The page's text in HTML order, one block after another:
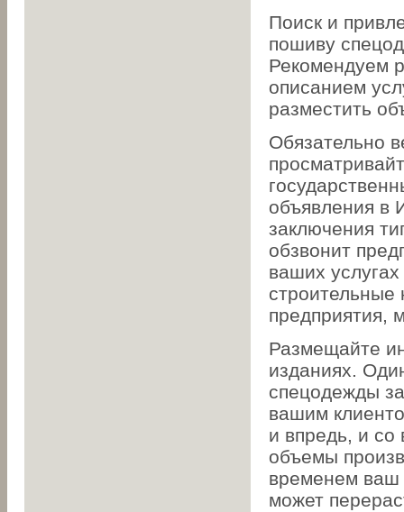
Поиск и
пошиву
Рекомендуем
описанием
разместить
Обязательно
объявления в
заключения
обзвонит
ваших
предприятия,
Размещайте
изданиях.
спецодежды
вашим
и впредь, и со
объемы
временем ваш
может